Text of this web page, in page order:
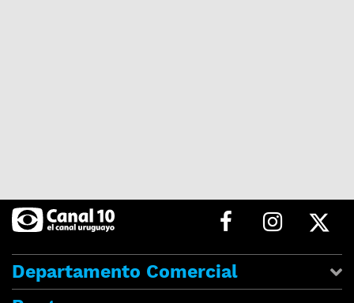
Departamento Comercial